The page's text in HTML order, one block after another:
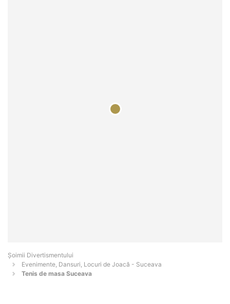
Şoimii Divertismentului
Evenimente, Dansuri, Locuri de Joacă - Suceava
Tenis de masa Suceava